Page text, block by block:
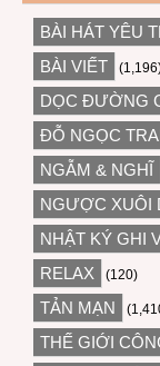
BÀI HÁT YÊU
BÀI VIẾT
DỌC ĐƯỜNG
ĐỖ NGỌC
NGẪM & NGHĨ
NGƯỢC XUÔI
NHẬT KÝ GHI
RELAX (120)
TẢN MẠN
THẾ GIỚI